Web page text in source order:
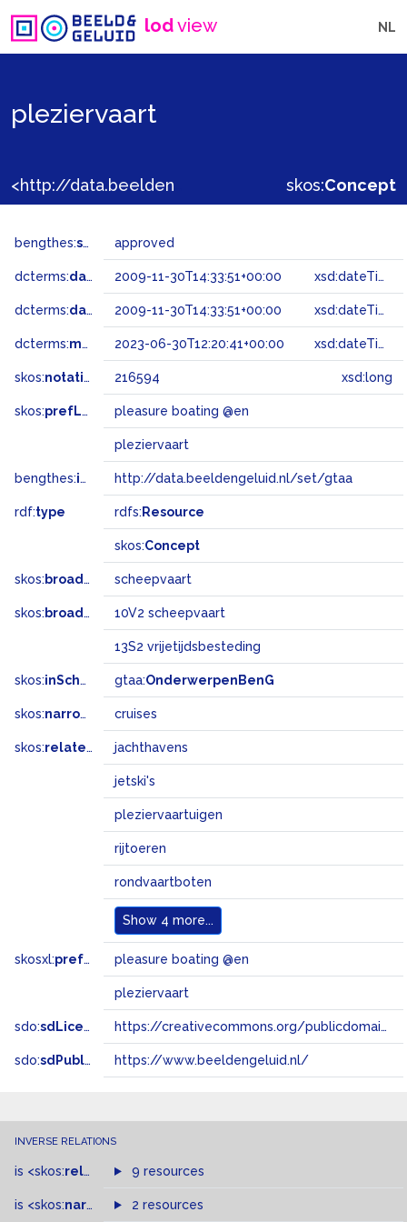
lodview NL
pleziervaart
skos:Concept
bengthes:status approved
dcterms:dateAccepted 2009-11-30T14:33:51+00:00 xsd:dateTime
dcterms:dateSubmitted 2009-11-30T14:33:51+00:00 xsd:dateTime
dcterms:modified 2023-06-30T12:20:41+00:00 xsd:dateTime
skos:notation 216594 xsd:long
skos:prefLabel pleasure boating @en
pleziervaart
bengthes:inSet http://data.beeldengeluid.nl/set/gtaa
rdf:type rdfs: Resource
skos:Concept
skos: broader scheepvaart
skos: broadMatch 10V2 scheepvaart
13S2 vrijetijdsbesteding
skos:inScheme gtaa:OnderwerpenBenG
skos:narrower cruises
skos:related jachthavens
jetski's
pleziervaartuigen
rijtoeren
rondvaartboten
Show 4 more...
skosxl:prefLabel pleasure boating @en
pleziervaart
sdo:sdLicense https://creativecommons.org/publicdomain/zero/1.0/
sdo:sdPublisher https://www.beeldengeluid.nl/
INVERSE RELATIONS
is <skos:related > of
9 resources
is <skos:narrowMatch >of
2 resources